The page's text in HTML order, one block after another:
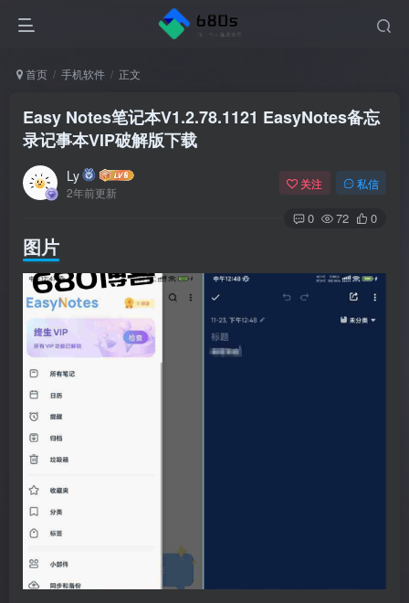
首页 手机软件 正文
Easy Notes笔记本V1.2.78.1121 EasyNotes备忘
录记事本VIP破解版下载
Ly
2年前更新
关注 私信
0 72 0
图片